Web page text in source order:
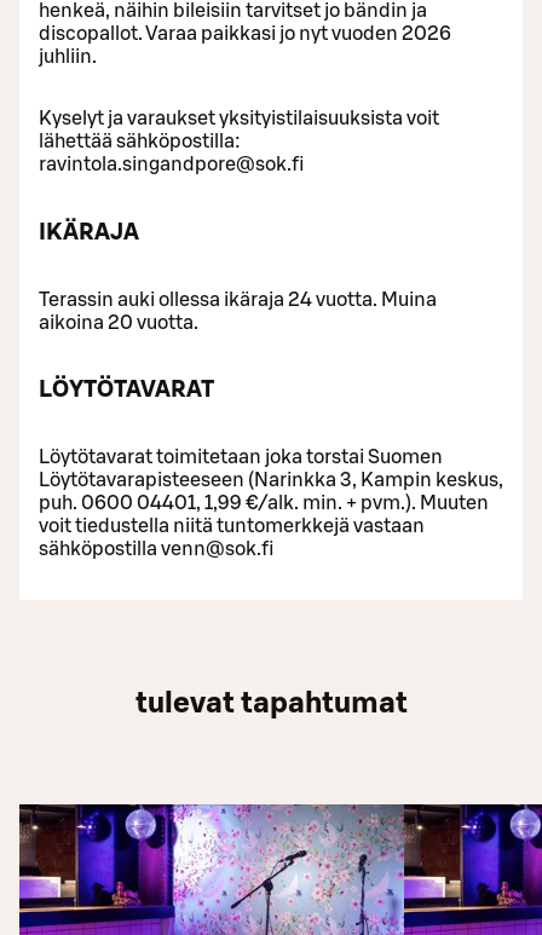
henkeä, näihin bileisiin tarvitset jo bändin ja
discopallot. Varaa paikkasi jo nyt vuoden 2026
juhliin.
Kyselyt ja varaukset yksityistilaisuuksista voit
lähettää sähköpostilla:
ravintola.singandpore@sok.fi
IKÄRAJA
Terassin auki ollessa ikäraja 24 vuotta. Muina
aikoina 20 vuotta.
LÖYTÖTAVARAT
Löytötavarat toimitetaan joka torstai Suomen
Löytötavarapisteeseen (Narinkka 3, Kampin keskus,
puh. 0600 04401, 1,99 €/alk. min. + pvm.). Muuten
voit tiedustella niitä tuntomerkkejä vastaan
sähköpostilla venn@sok.fi
tulevat tapahtumat